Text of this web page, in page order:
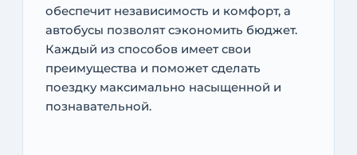
обеспечит независимость и комфорт, а
автобусы позволят сэкономить бюджет.
Каждый из способов имеет свои
преимущества и поможет сделать
поездку максимально насыщенной и
познавательной.